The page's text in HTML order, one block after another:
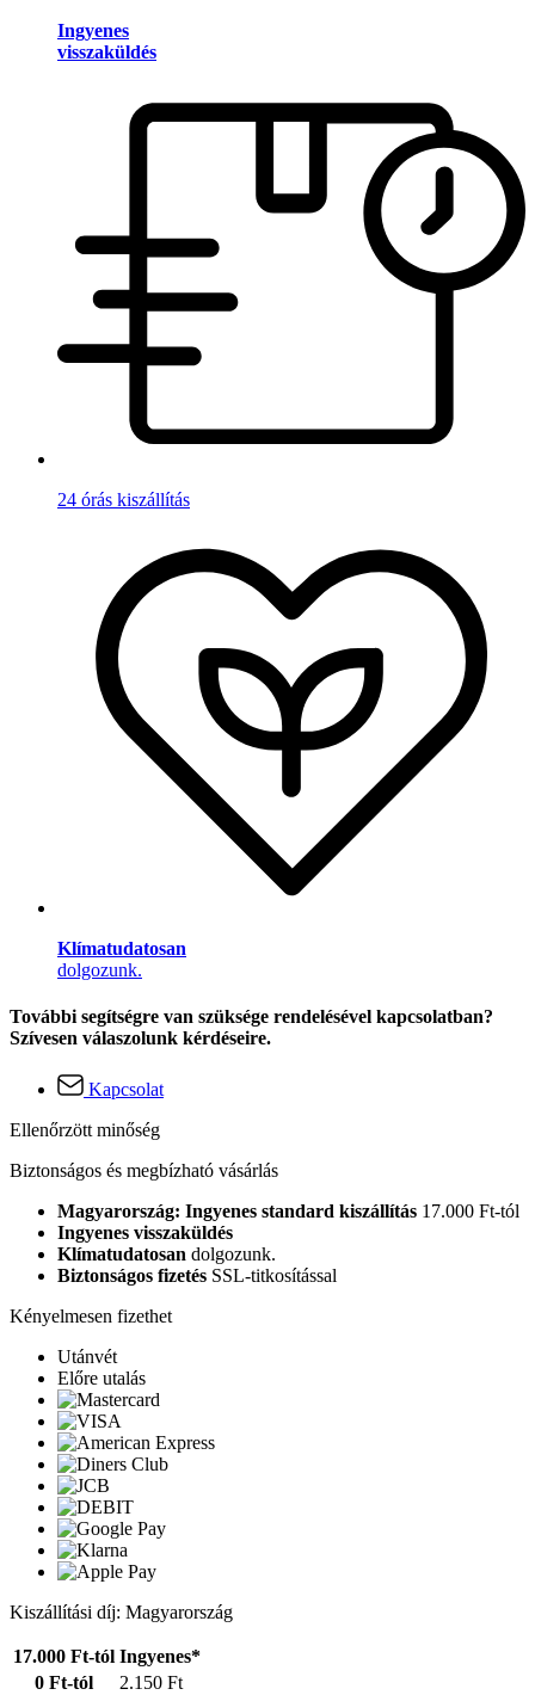
Ingyenes
visszaküldés
24 órás kiszállítás
Klímatudatosan
dolgozunk.
További segítségre van szüksége rendelésével kapcsolatban?
Szívesen válaszolunk kérdéseire.
Kapcsolat
Ellenőrzött minőség
Biztonságos és megbízható vásárlás
Magyarország: Ingyenes standard kiszállítás 17.000 Ft-tól
Ingyenes visszaküldés
Klímatudatosan dolgozunk.
Biztonságos fizetés SSL-titkosítással
Kényelmesen fizethet
Utánvét
Előre utalás
Kiszállítási díj: Magyarország
17.000 Ft-tól Ingyenes*
0 Ft-tól
2.150 Ft